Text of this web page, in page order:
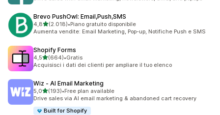
Brevo PushOwl: Email,Push,SMS
4,8stelle su 5
(2.018)
2018 recensioni totali
•Piano gratuito disponibile
Aumenta vendite: Email Marketing, Pop-up, Notifiche Push e SMS
Shopify Forms
4,5stelle su 5
(664)
664 recensioni totali
•Gratis
Acquisisci i dati dei clienti per ampliare il tuo elenco
Wiz ‑ AI Email Marketing
5,0stelle su 5
(193)
193 recensioni totali
•Free plan available
Drive sales via AI email marketing & abandoned cart recovery
Built for Shopify